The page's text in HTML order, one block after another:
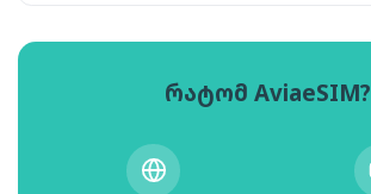
რატომ AviaeSIM?